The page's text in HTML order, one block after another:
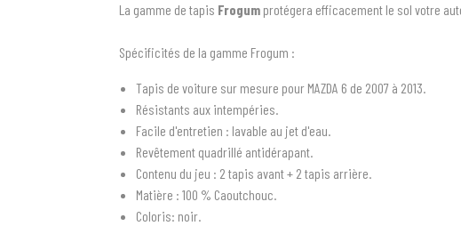
La gamme de tapis Frogum protégera efficacement le sol votre
Spécificités de la gamme Frogum :
Tapis de voiture sur mesure pour MAZDA 6 de 2007 à 2013.
Résistants aux intempéries.
Facile d'entretien : lavable au jet d'eau.
Revêtement quadrillé antidérapant.
Contenu du jeu : 2 tapis avant + 2 tapis arrière.
Matière : 100 % Caoutchouc.
Coloris: noir.